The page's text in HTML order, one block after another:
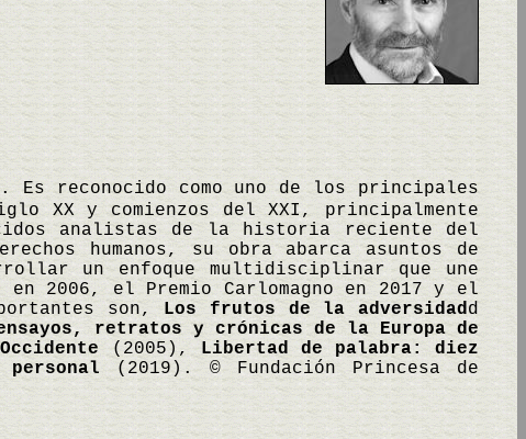
reconocido como uno de los principales
XX y comienzos del XXI, principalmente
analistas de la historia reciente del
humanos, su obra abarca asuntos de
un enfoque multidisciplinar que une
2006, el Premio Carlomagno en 2017 y el
son, Los frutos de la adversidadd
retratos y crónicas de la Europa de
(2005),Libertad de palabra: diez
(2019). © Fundación Princesa de